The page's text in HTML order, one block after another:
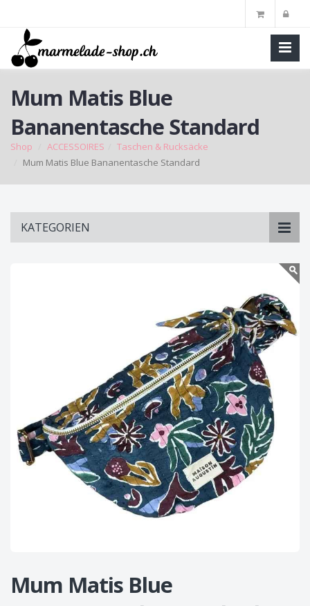
Mum Matis Blue
Bananentasche Standard
Shop ACCESSOIRES
Taschen & Rucksäcke
Mum Matis Blue Bananentasche Standard
KATEGORIEN
Mum Matis Blue